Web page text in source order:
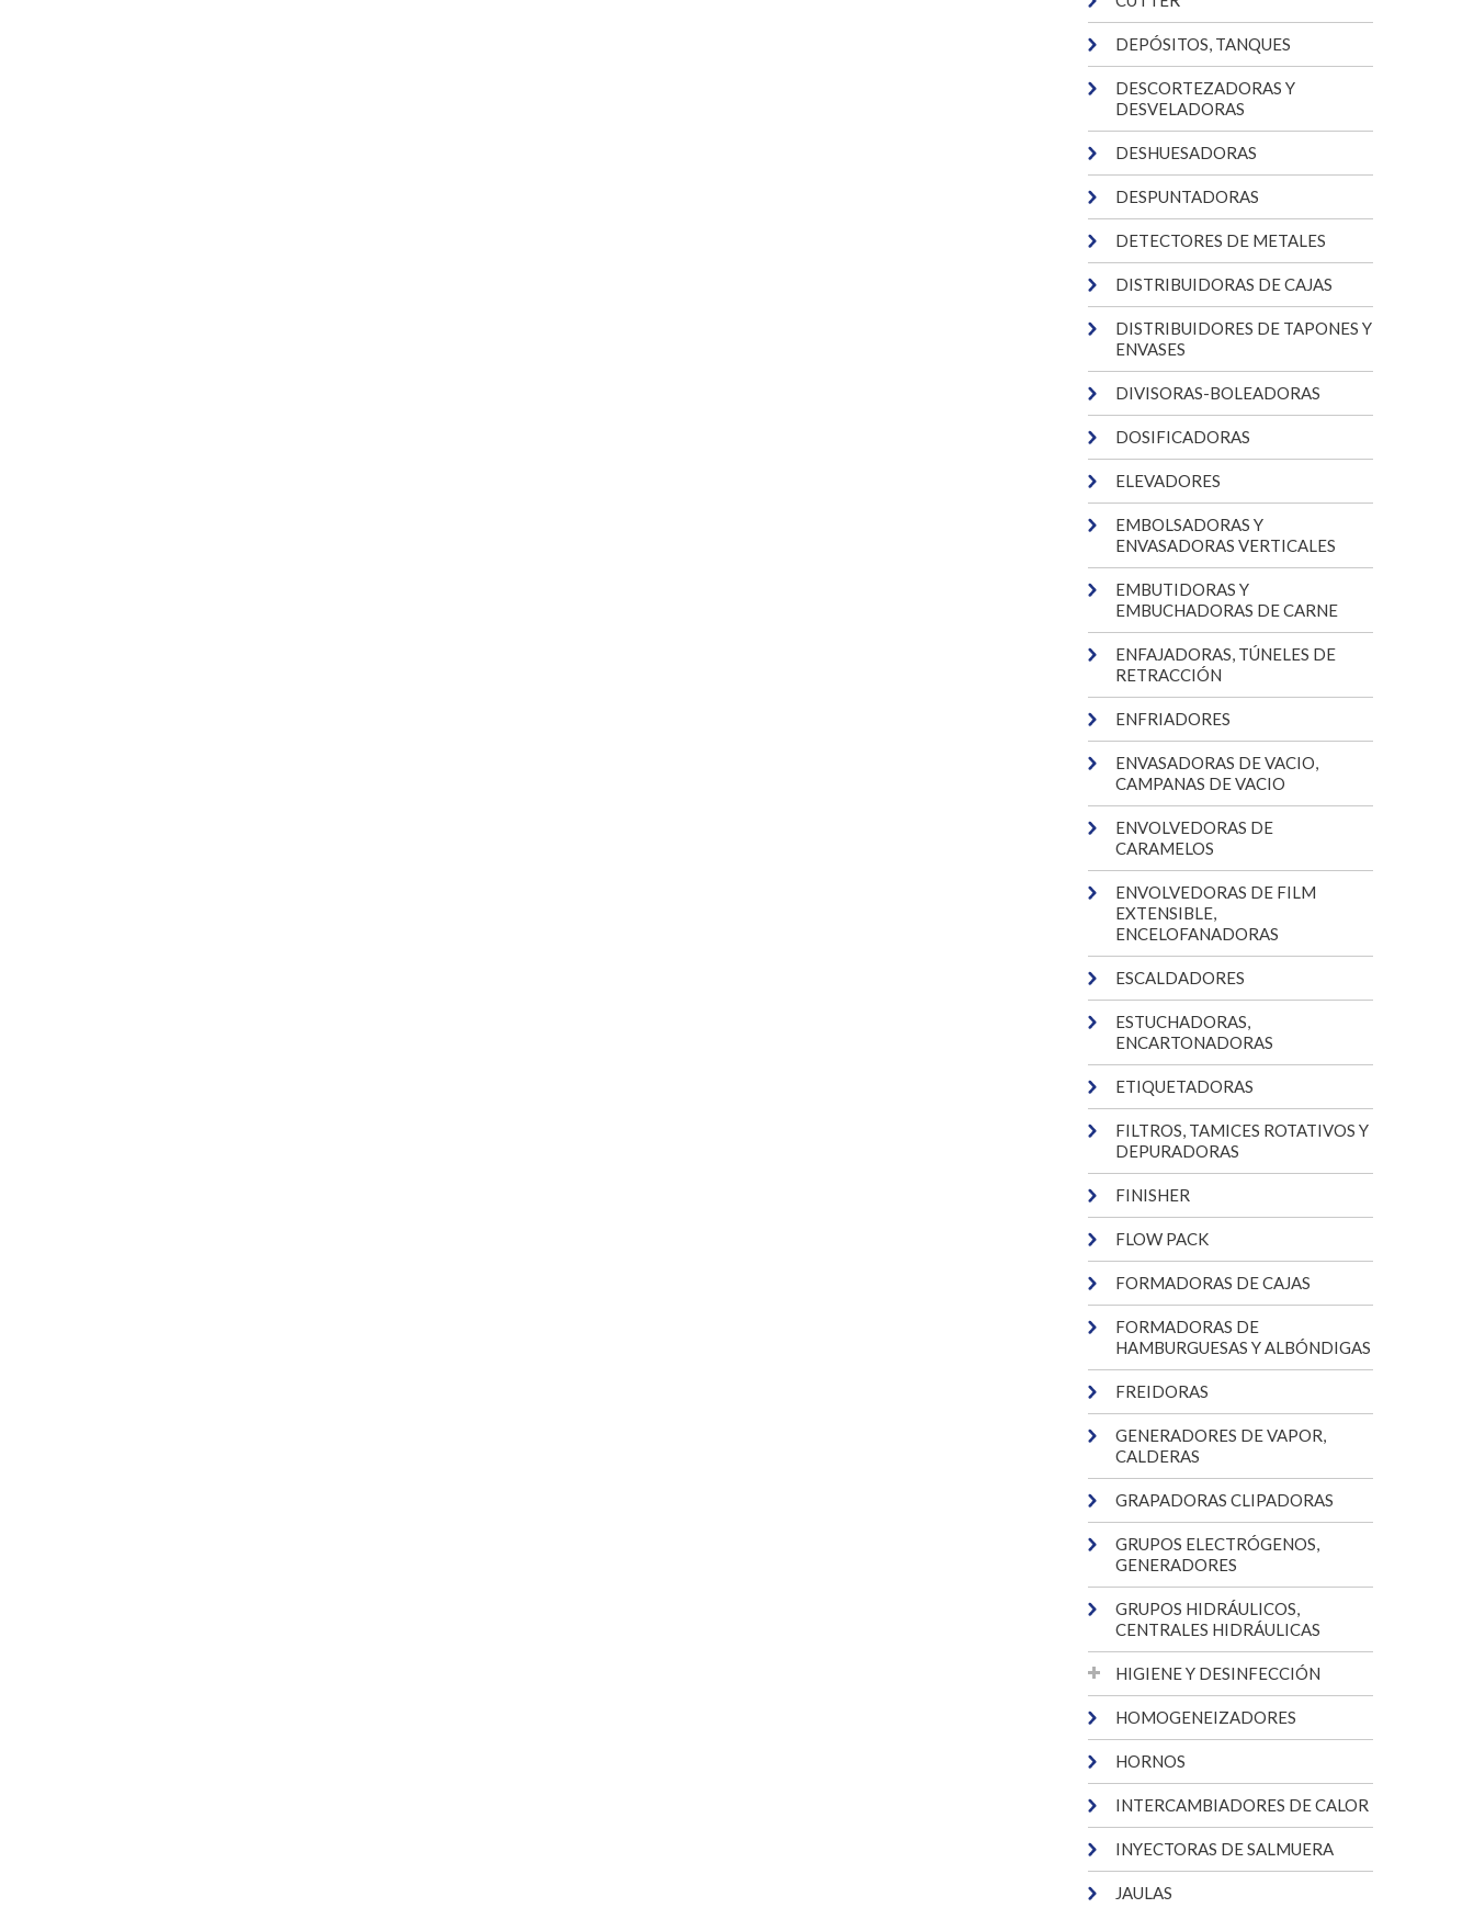
DEPÓSITOS, TANQUES
DESCORTEZADORAS Y
DESVELADORAS
DESHUESADORAS
DESPUNTADORAS
DETECTORES DE METALES
DISTRIBUIDORAS DE CAJAS
DISTRIBUIDORES DE TAPONES Y
ENVASES
DIVISORAS-BOLEADORAS
DOSIFICADORAS
ELEVADORES
EMBOLSADORAS Y
ENVASADORAS VERTICALES
EMBUTIDORAS Y
EMBUCHADORAS DE CARNE
ENFAJADORAS, TÚNELES DE
RETRACCIÓN
ENFRIADORES
ENVASADORAS DE VACIO,
CAMPANAS DE VACIO
ENVOLVEDORAS DE
CARAMELOS
ENVOLVEDORAS DE FILM
EXTENSIBLE,
ENCELOFANADORAS
ESCALDADORES
ESTUCHADORAS,
ENCARTONADORAS
ETIQUETADORAS
FILTROS, TAMICES ROTATIVOS Y
DEPURADORAS
FINISHER
FLOW PACK
FORMADORAS DE CAJAS
FORMADORAS DE
HAMBURGUESAS Y ALBÓNDIGAS
FREIDORAS
GENERADORES DE VAPOR,
CALDERAS
GRAPADORAS CLIPADORAS
GRUPOS ELECTRÓGENOS,
GENERADORES
GRUPOS HIDRÁULICOS,
CENTRALES HIDRÁULICAS
HIGIENE Y DESINFECCIÓN
HOMOGENEIZADORES
HORNOS
INTERCAMBIADORES DE CALOR
INYECTORAS DE SALMUERA
JAULAS